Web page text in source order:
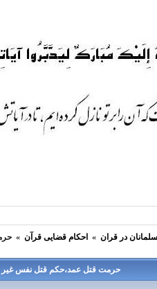
در قران » احکام قضایی قرآن »
حرمت قتل عمد،حکم قتل نفس